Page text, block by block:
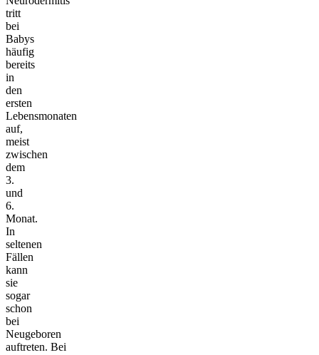
tritt
bei
Babys
häufig
bereits
in
den
ersten
Lebensmonaten
auf,
meist
zwischen
dem
3.
und
6.
Monat.
In
seltenen
Fällen
kann
sie
sogar
schon
bei
Neugeboren
auftreten. Bei